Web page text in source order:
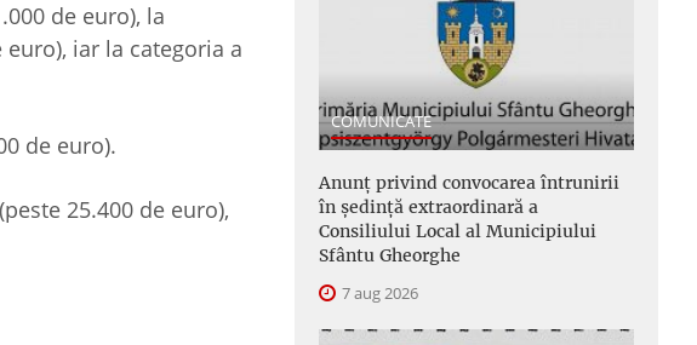
de euro), la
iar la categoria a
de euro).
25.400 de euro),
COMUNICATE
Anunţ privind convocarea întrunirii
în şedinţă extraordinară a
Consiliului Local al Municipiului
Sfântu Gheorghe
7 aug 2026